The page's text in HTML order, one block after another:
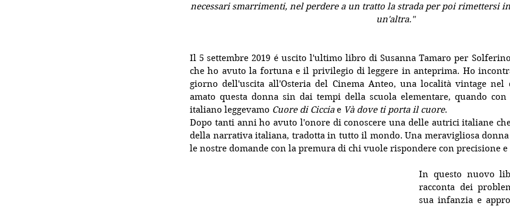
necessari smarrimenti, nel perdere a un tratto la strada per poi rimettersi
un'altra."
Il 5 settembre 2019 é uscito l'ultimo libro di Susanna Tamaro per
che ho avuto la fortuna e il privilegio di leggere in anteprima. Ho
giorno dell'uscita all'Osteria del Cinema Anteo, una località vintage
amato questa donna sin dai tempi della scuola elementare, quando
italiano leggevamo Cuore di Ciccia e Và dove ti porta il cuore.
Dopo tanti anni ho avuto l'onore di conoscere una delle autrici italiane
della narrativa italiana, tradotta in tutto il mondo. Una meravigliosa donna
le nostre domande con la premura di chi vuole rispondere con precisione e
In questo nuovo
racconta dei
sua infanzia e